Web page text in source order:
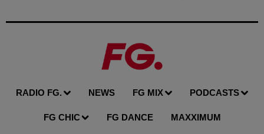
RADIO FG. NEWS FG MIX PODCASTS
FG CHIC FG DANCE MAXXIMUM